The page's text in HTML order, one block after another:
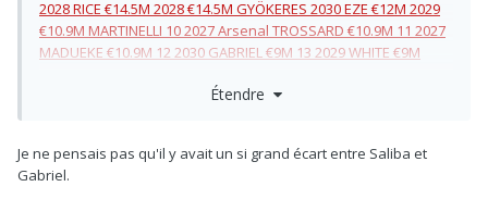
Étendre
Je ne pensais pas qu'il y avait un si grand écart entre Saliba et
Gabriel.